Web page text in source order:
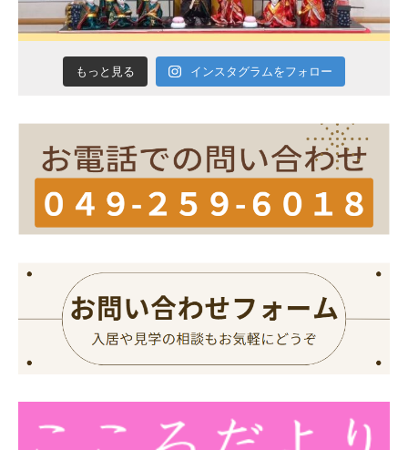
もっと見る インスタグラムをフォロー